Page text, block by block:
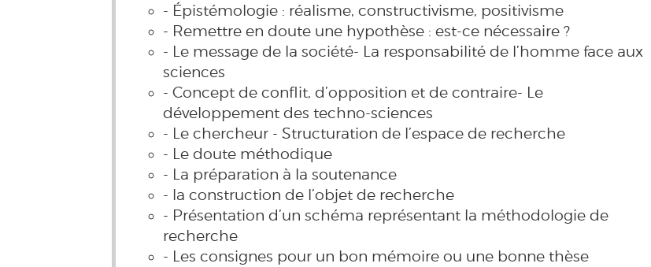
- Épistémologie : réalisme, constructivisme, positivisme
- Remettre en doute une hypothèse : est-ce nécessaire ?
- Le message de la société- La responsabilité de l’homme face aux
sciences
- Concept de conflit, d’opposition et de contraire- Le
développement des techno-sciences
- Le chercheur - Structuration de l’espace de recherche
- Le doute méthodique
- La préparation à la soutenance
- la construction de l’objet de recherche
- Présentation d’un schéma représentant la méthodologie de
recherche
- Les consignes pour un bon mémoire ou une bonne thèse